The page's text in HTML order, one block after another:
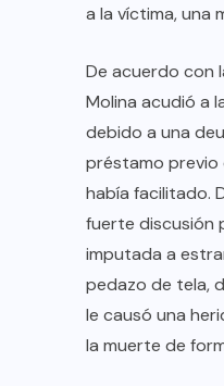
a la víctima, una
De acuerdo con
Molina acudió a
debido a una
préstamo previo
había facilitado.
fuerte discusión
imputada a
pedazo de tela,
le causó una
la muerte de